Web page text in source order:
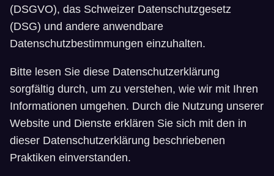
(DSGVO), das Schweizer Datenschutzgesetz
(DSG) und andere anwendbare
Datenschutzbestimmungen einzuhalten.
Bitte lesen Sie diese Datenschutzerklärung
sorgfältig durch, um zu verstehen, wie wir mit Ihren
Informationen umgehen. Durch die Nutzung unserer
Website und Dienste erklären Sie sich mit den in
dieser Datenschutzerklärung beschriebenen
Praktiken einverstanden.